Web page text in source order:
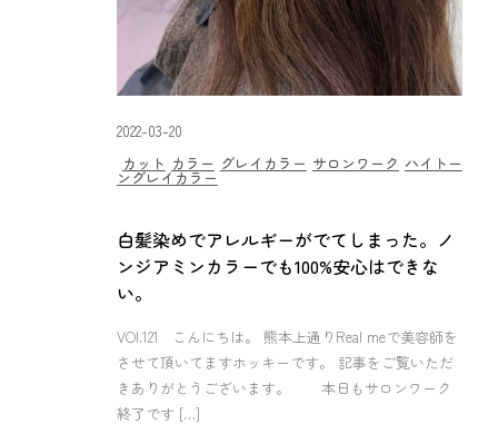
2022-03-20
カット カラー グレイカラー サロンワーク ハイトー
ングレイカラー
白髪染めでアレルギーがでてしまった。ノ
ンジアミンカラーでも100%安心はできな
い。
VOl.121 こんにちは。 熊本上通りReal meで美容師を
させて頂いてますホッキーです。 記事をご覧いただ
きありがとうございます。 本日もサロンワーク
終了です […]